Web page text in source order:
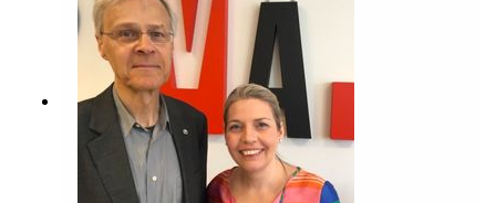
och killar, samt att de klassificerar sig själva som
miljövänner, antirasister, livsnjutare, gamers,
hundvänner, feminister – och är stressade.